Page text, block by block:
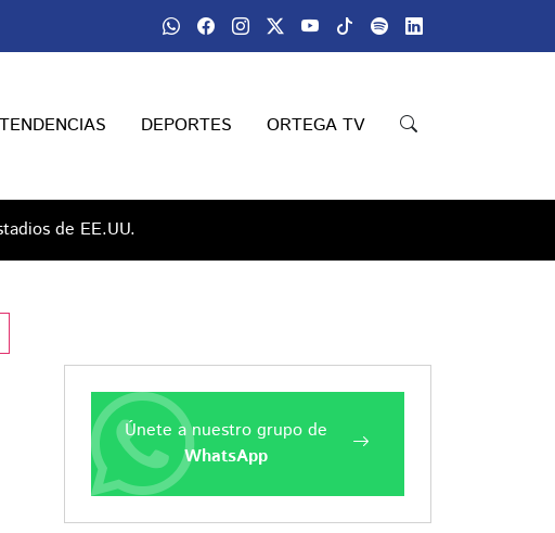
TENDENCIAS DEPORTES ORTEGA TV
de EE.UU.
Únete a nuestro grupo de
WhatsApp